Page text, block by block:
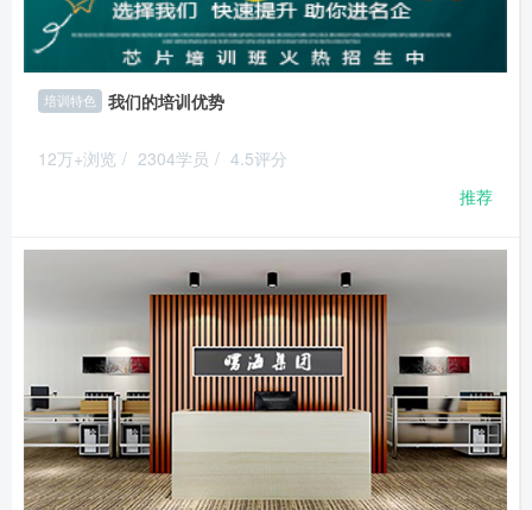
培训特色 我们的培训优势
12万+浏览 / 2304学员 / 4.5评分
推荐